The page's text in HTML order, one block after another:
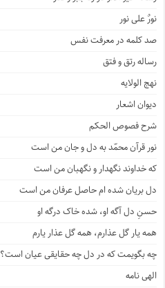
نورٌ علی نور
صد کلمه در معرفت نفس
رساله رتق و فتق
نهج الولایه
دیوان اشعار
شرح فصوص الحکم
نور قرآن محمّد به دل و جان من است
که خداوند نگهدار و نگهبان من است
دل بریان شده ام حاصل عرفان من است
حسنِ دل آگه او، شده خاک درگه او
همه یار گل عذارم، همه گل عذار یارم
چه بگویمت که در دل چه حقایقی عیان است؟
الهی نامه